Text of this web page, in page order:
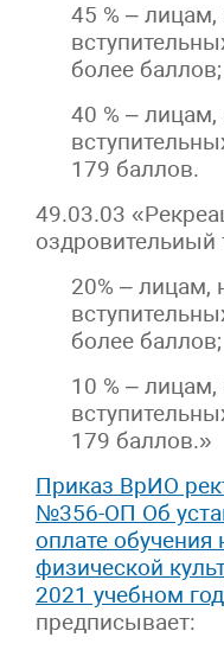
45 % –
более баллов;
40 % –
179 баллов.
49.03.03
оздровительиый
20% – лицам,
более баллов;
10 % –
179 баллов.»
Приказ ВрИО
№356-ОП Об
оплате обучения
физической
2021 учебном
предписывает: